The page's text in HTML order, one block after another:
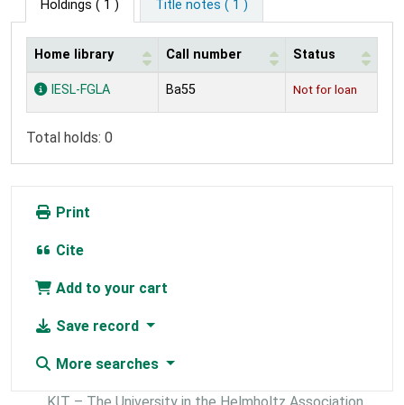
Holdings ( 1 ) Title notes ( 1 )
Holdings
Home library Call number Status
IESL-FGLA Ba55 Not for loan
Total holds: 0
Print
Cite
Add to your cart
Save record
More searches